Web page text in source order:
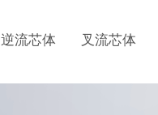
逆流芯体 叉流芯体